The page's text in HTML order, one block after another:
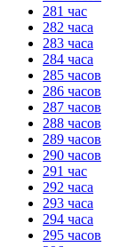
281 час
282 часа
283 часа
284 часа
285 часов
286 часов
287 часов
288 часов
289 часов
290 часов
291 час
292 часа
293 часа
294 часа
295 часов